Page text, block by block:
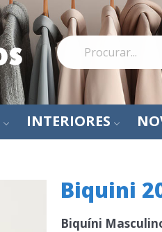
INTERIORES
Biquini
Biquíni